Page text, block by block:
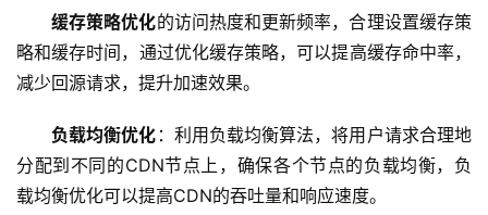
安
全
i
n
缓存策略优化的访问热度和更新频率，合理设置缓存策
略和缓存时间，通过优化缓存策略，可以提高缓存命中率，
减少回源请求，提升加速效果。
负载均衡优化 ：利用负载均衡算法，将用户请求合理地
分配到不同的CDN节点上，确保各个节点的负载均衡，负
载均衡优化可以提高CDN的吞吐量和响应速度。